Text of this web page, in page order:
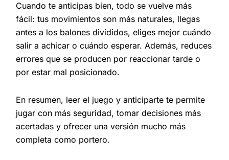
Cuando te anticipas bien, todo se vuelve más
fácil: tus movimientos son más naturales, llegas
antes a los balones divididos, eliges mejor cuándo
salir a achicar o cuándo esperar. Además, reduces
errores que se producen por reaccionar tarde o
por estar mal posicionado.
En resumen, leer el juego y anticiparte te permite
jugar con más seguridad, tomar decisiones más
acertadas y ofrecer una versión mucho más
completa como portero.